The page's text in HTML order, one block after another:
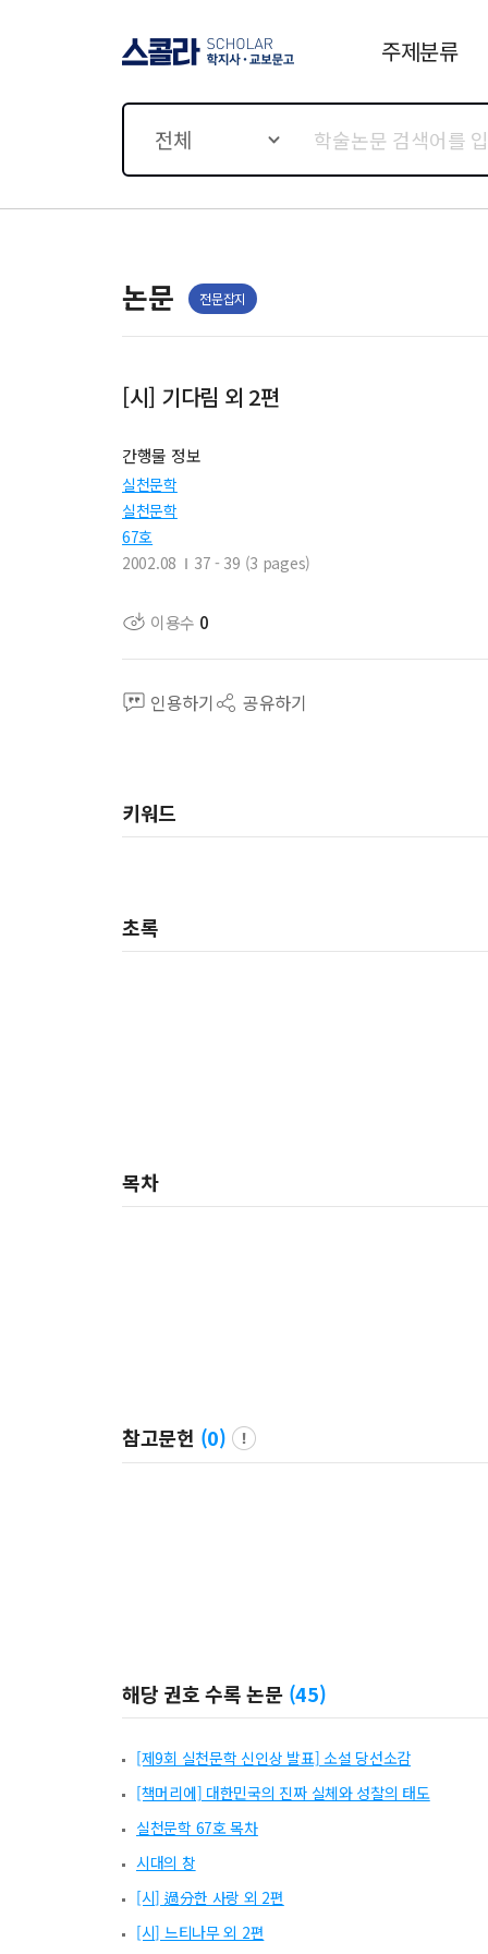
주제분류
전체
논문 전문잡지
[시] 기다림 외 2편
간행물 정보
실천문학
실천문학
67호
2002.08
37 - 39 (3 pages)
이용수 0
인용하기 공유하기
키워드
초록
목차
참고문헌 (0)
해당 권호 수록 논문 (45)
[제9회 실천문학 신인상 발표] 소설 당선소감
[책머리에] 대한민국의 진짜 실체와 성찰의 태도
실천문학 67호 목차
시대의 창
[시] 過分한 사랑 외 2편
[시] 느티나무 외 2편